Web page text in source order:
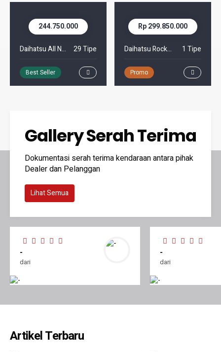
244.750.000
Daihatsu All New Xenia 29 Tipe
Best Seller
Rp 299.850.000
Daihatsu Rocky Hybrid 1 Tipe
Promo
Gallery Serah Terima
Dokumentasi serah terima kendaraan antara pihak
Dealer dan Pelanggan
Lihat Semua
-
dari
-
dari
Artikel Terbaru